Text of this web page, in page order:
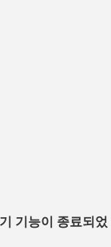
기능이 종료되었